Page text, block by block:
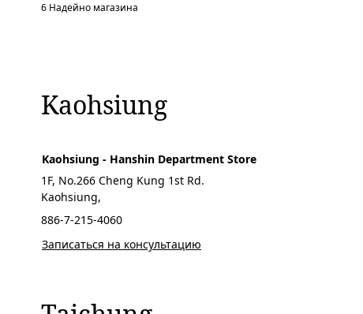
6 Надейно магазина
Kaohsiung
Kaohsiung - Hanshin Department Store
1F, No.266 Cheng Kung 1st Rd.
Kaohsiung,
886-7-215-4060
Записаться на консультацию